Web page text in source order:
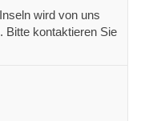
wird von uns
Bitte kontaktieren Sie